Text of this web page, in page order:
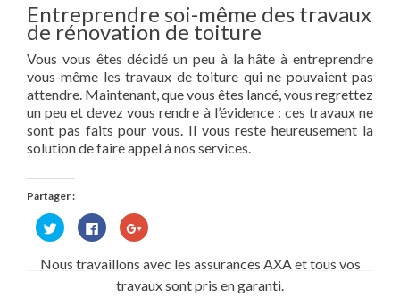
Entreprendre soi-même des travaux
de rénovation de toiture
Vous vous êtes décidé un peu à la hâte à entreprendre
vous-même les travaux de toiture qui ne pouvaient pas
attendre. Maintenant, que vous êtes lancé, vous regrettez
un peu et devez vous rendre à l’évidence : ces travaux ne
sont pas faits pour vous. Il vous reste heureusement la
solution de faire appel à nos services.
Partager :
Cliquez
pour
partager
Twitter(ouvre
Cliquez
pour
partager
sur
Facebook(ouvre
dans
une
Cliquez
pour
Google+
dans
Nous travaillons avec les assurances AXA et tous vos
travaux sont pris en garanti.